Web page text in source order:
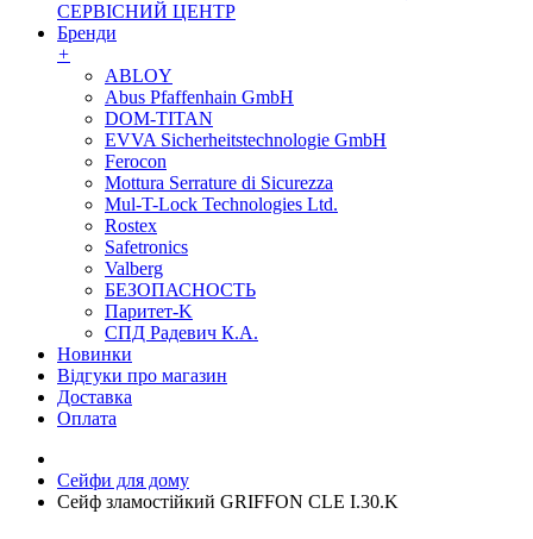
СЕРВІСНИЙ ЦЕНТР
Бренди
+
ABLOY
Abus Pfaffenhain GmbH
DOM-TITAN
EVVA Sicherheitstechnologie GmbH
Ferocon
Mottura Serrature di Sicurezza
Mul-T-Lock Technologies Ltd.
Rostex
Safetronics
Valberg
БЕЗОПАСНОСТЬ
Паритет-K
СПД Радевич К.А.
Новинки
Відгуки про магазин
Доставка
Оплата
Сейфи для дому
Сейф зламостійкий GRIFFON CLE I.30.K